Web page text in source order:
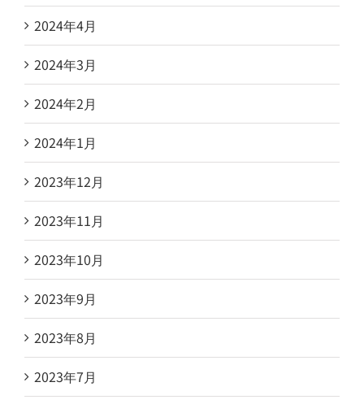
2024年4月
2024年3月
2024年2月
2024年1月
2023年12月
2023年11月
2023年10月
2023年9月
2023年8月
2023年7月